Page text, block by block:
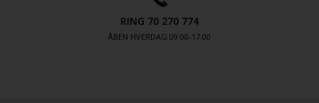
RING 70 270 774
ÅBEN HVERDAG 09:00-17.00